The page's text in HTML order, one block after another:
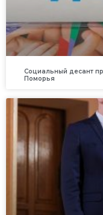
Социальный десант
Поморья